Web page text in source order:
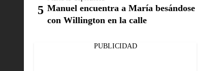
Manuel encuentra a María besándose
con Willington en la calle
PUBLICIDAD